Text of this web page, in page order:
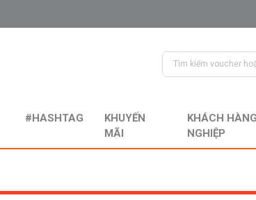
#HASHTAG
KHUYẾN
MÃI
KHÁCH
NGHIỆP